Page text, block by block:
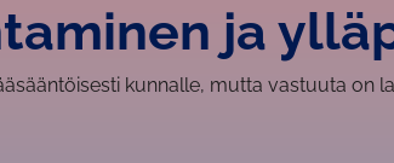
ja
kunnalle, mutta vastuuta on